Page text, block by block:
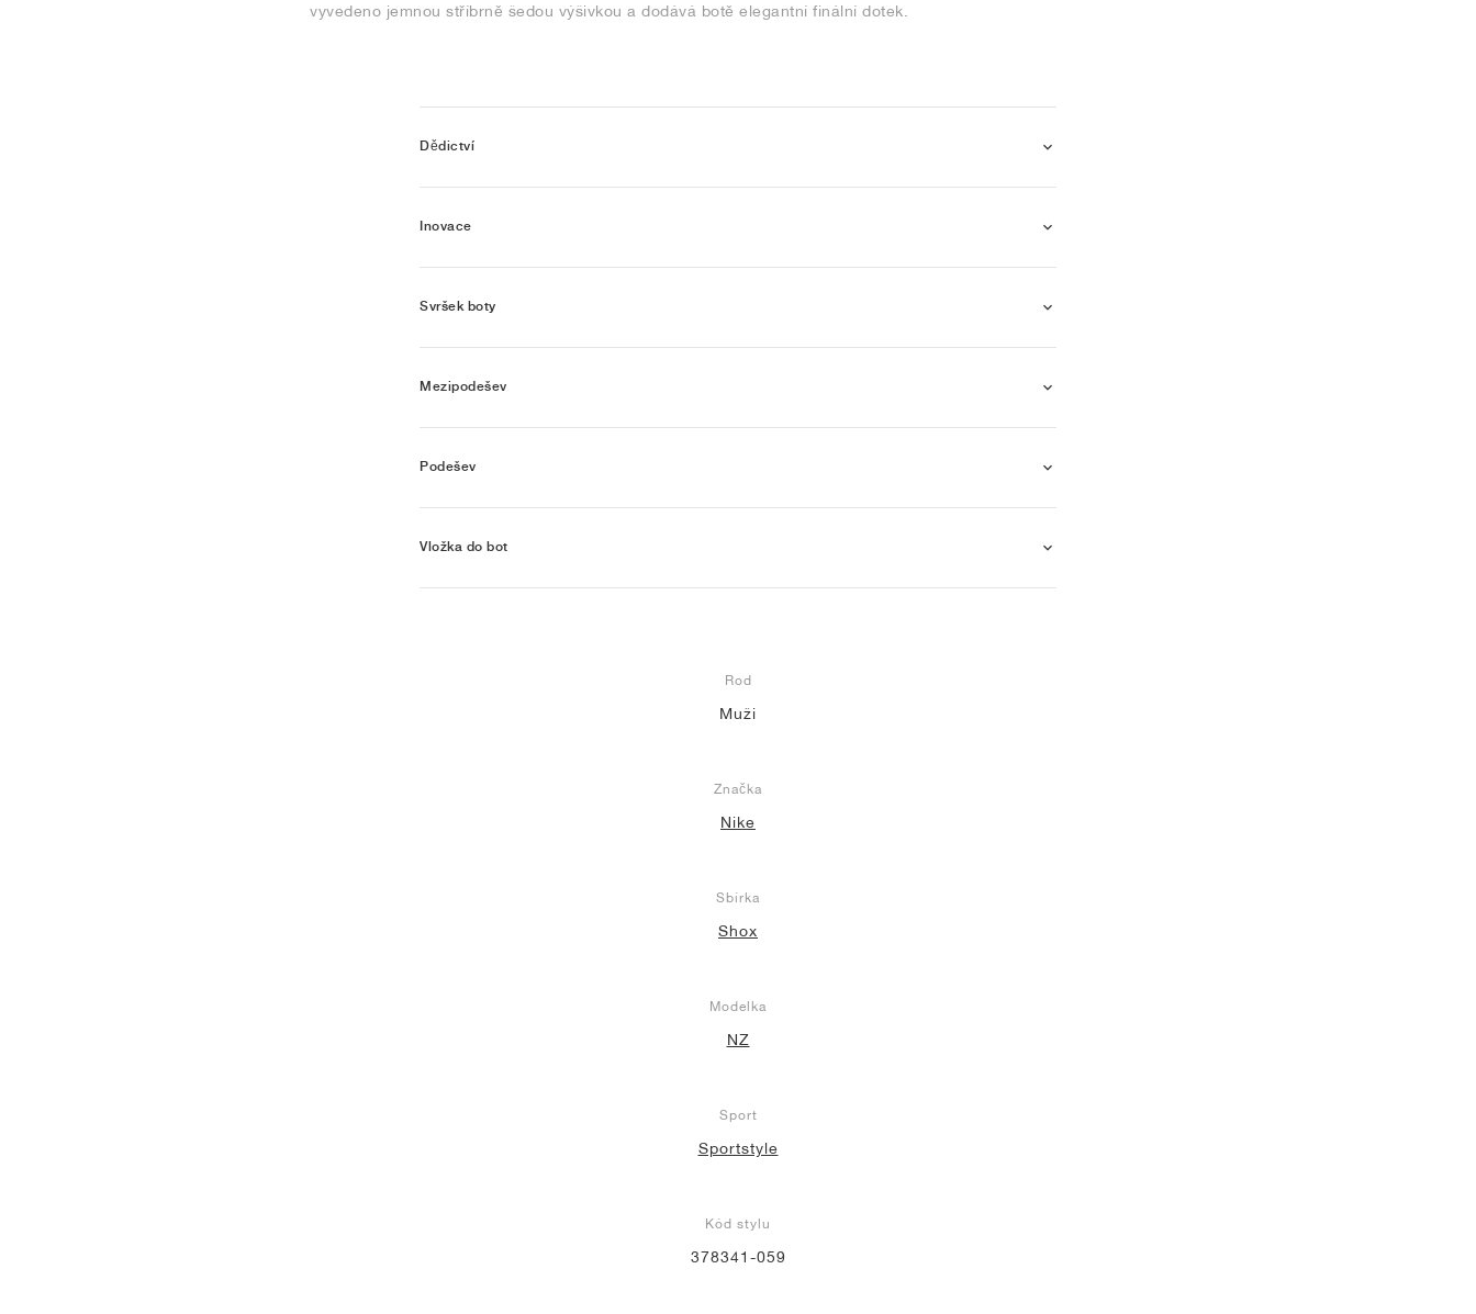
vyvedeno jemnou stříbrně šedou výšivkou a dodává botě elegantní finální dotek.
Dědictví
Inovace
Svršek boty
Mezipodešev
Podešev
Vložka do bot
Rod
Muži
Značka
Nike
Sbírka
Shox
Modelka
NZ
Sport
Sportstyle
Kód stylu
378341-059